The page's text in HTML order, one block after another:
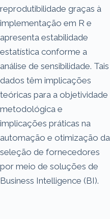
reprodutibilidade graças à
implementação em R e
apresenta estabilidade
estatística conforme a
análise de sensibilidade. Tais
dados têm implicações
teóricas para a objetividade
metodológica e
implicações práticas na
automação e otimização da
seleção de fornecedores
por meio de soluções de
Business Intelligence (BI).